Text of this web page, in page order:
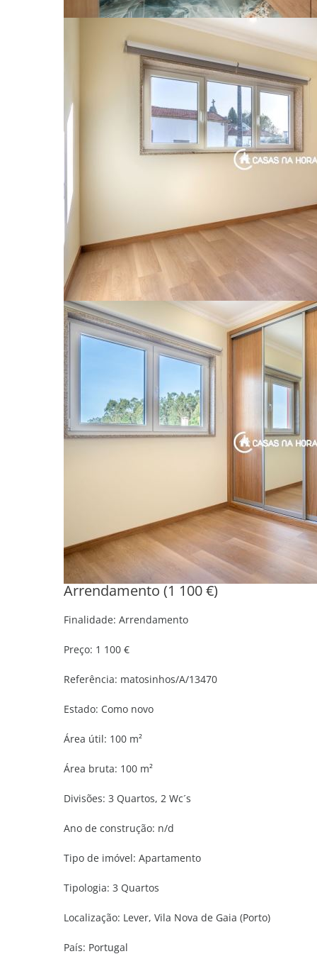
Arrendamento (1 100 €)
Finalidade: Arrendamento
Preço: 1 100 €
Referência: matosinhos/A/13470
Estado: Como novo
Área útil: 100 m²
Área bruta: 100 m²
Divisões: 3 Quartos, 2 Wc´s
Ano de construção: n/d
Tipo de imóvel: Apartamento
Tipologia: 3 Quartos
Localização: Lever, Vila Nova de Gaia (Porto)
País: Portugal